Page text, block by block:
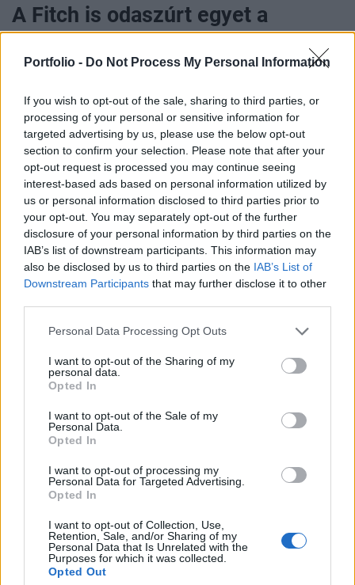
Portfolio - Do Not Process My Personal Information
If you wish to opt-out of the sale, sharing to third parties, or
processing of your personal or sensitive information for
targeted advertising by us, please use the below opt-out
section to confirm your selection. Please note that after your
opt-out request is processed you may continue seeing
interest-based ads based on personal information utilized by
us or personal information disclosed to third parties prior to
your opt-out. You may separately opt-out of the further
disclosure of your personal information by third parties on the
IAB’s list of downstream participants. This information may
also be disclosed by us to third parties on the IAB’s List of
Downstream Participants that may further disclose it to other
Personal Data Processing Opt Outs
I want to opt-out of the Sharing of my
personal data.
Opted In
I want to opt-out of the Sale of my
Personal Data.
Opted In
I want to opt-out of processing my
Personal Data for Targeted Advertising.
Opted In
I want to opt-out of Collection, Use,
Retention, Sale, and/or Sharing of my
Personal Data that Is Unrelated with the
Purposes for which it was collected.
Opted Out
A Fitch is odaszúrt egyet a
görögöknek
2015. június 30. 22:49
A Standard and Poor's hétfői döntése után a Fitch
Ratings kedden közölte: egy fokozattal CC
kategóriába minősíti le Görögország
államadósságának minősítését. A hitelminősítő
arra figyelmeztet, hogy Görögország esetleges
kilépése az eurózónából rendezetlen úton fog
megtörténni valószínűleg.
kockázatát, hogy a görög állam a következő hónapokban
nem tudja teljesíteni adósságszolgálatait, többek között a
magánszektor képviselői felé sem - vélik a Fitch szakértői,
akik szerint a közelmúlt eseményei átírták az általuk várt
alapforgatókönyvet. A Fitch...
KEDVES OLVASÓNK!
A keresett cikk a portfolio.hu hírarchívumához
regisztrációhoz kötött.
Az előfizetés a következőket tartalmazza:
Portfolio.hu teljes cikkarchívum